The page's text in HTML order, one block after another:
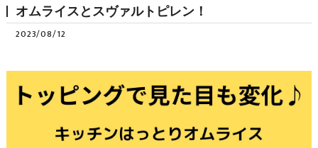
オムライスとスヴァルトピレン！
2023/08/12